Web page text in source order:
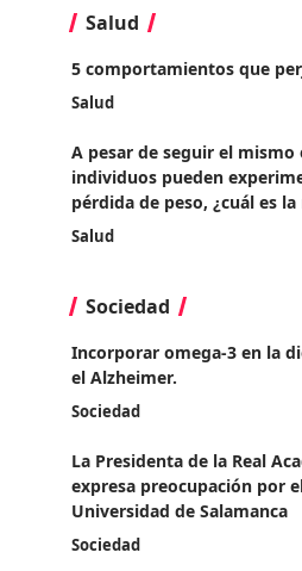
Salud
5 comportamientos que
Salud
A pesar de seguir el
individuos pueden
pérdida de peso, ¿cuál es
Salud
Sociedad
Incorporar omega-3 en la
el Alzheimer.
Sociedad
La Presidenta de la Real
expresa preocupación por
Universidad de Salamanca
Sociedad